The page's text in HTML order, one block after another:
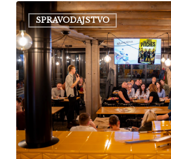
Večer
plný
zábavy
a vedomostí.
Kvízy
v reštaurácii
Pinus
sa
stali
tradíciou
SPRAVODAJSTVO